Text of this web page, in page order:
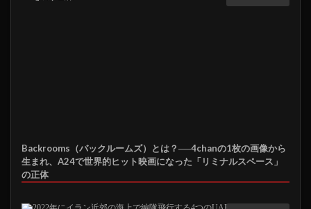
Backrooms（バックルームズ）とは？──4chanの1枚の画像から
生まれ、A24で世界的ヒット映画になった「リミナルスペース」
の正体